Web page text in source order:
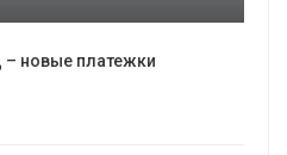
– новые платежки